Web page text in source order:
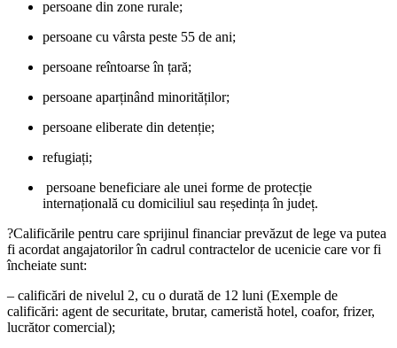
persoane din zone rurale;
persoane cu vârsta peste 55 de ani;
persoane reîntoarse în țară;
persoane aparținând minorităților;
persoane eliberate din detenție;
refugiați;
persoane beneficiare ale unei forme de protecție
internațională cu domiciliul sau reședința în județ.
?Calificările pentru care sprijinul financiar prevăzut de lege va putea
fi acordat angajatorilor în cadrul contractelor de ucenicie care vor fi
încheiate sunt:
– calificări de nivelul 2, cu o durată de 12 luni (Exemple de
calificări: agent de securitate, brutar, cameristă hotel, coafor, frizer,
lucrător comercial);